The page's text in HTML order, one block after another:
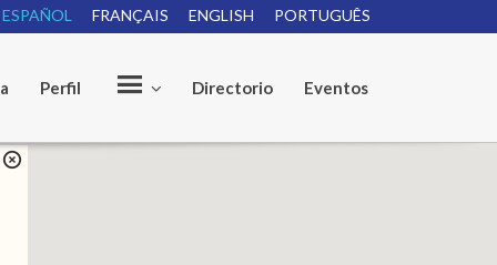
PORTUGUÊS
ENGLISH
FRANÇAIS
ESPAÑOL
Perfil Directorio Eventos